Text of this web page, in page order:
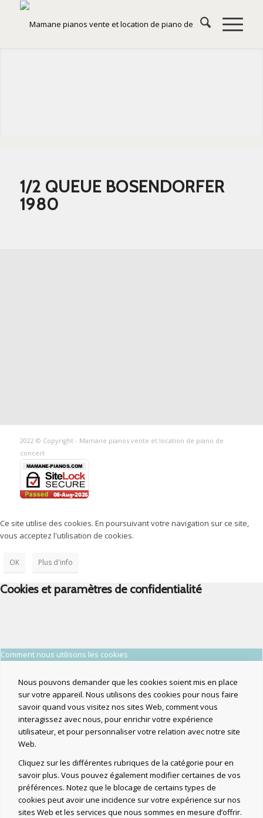
1/2 QUEUE BOSENDORFER
1980
2022 © Copyright - Mamane pianos vente et location de piano de
concert
Ce site utilise des cookies. En poursuivant votre navigation sur ce site,
vous acceptez l'utilisation de cookies.
OK Plus d'info
Cookies et paramètres de confidentialité
Comment nous utilisons les cookies
Nous pouvons demander que les cookies soient mis en place
sur votre appareil. Nous utilisons des cookies pour nous faire
savoir quand vous visitez nos sites Web, comment vous
interagissez avec nous, pour enrichir votre expérience
utilisateur, et pour personnaliser votre relation avec notre site
Web.
Cliquez sur les différentes rubriques de la catégorie pour en
savoir plus. Vous pouvez également modifier certaines de vos
préférences. Notez que le blocage de certains types de
cookies peut avoir une incidence sur votre expérience sur nos
sites Web et les services que nous sommes en mesure d’offrir.